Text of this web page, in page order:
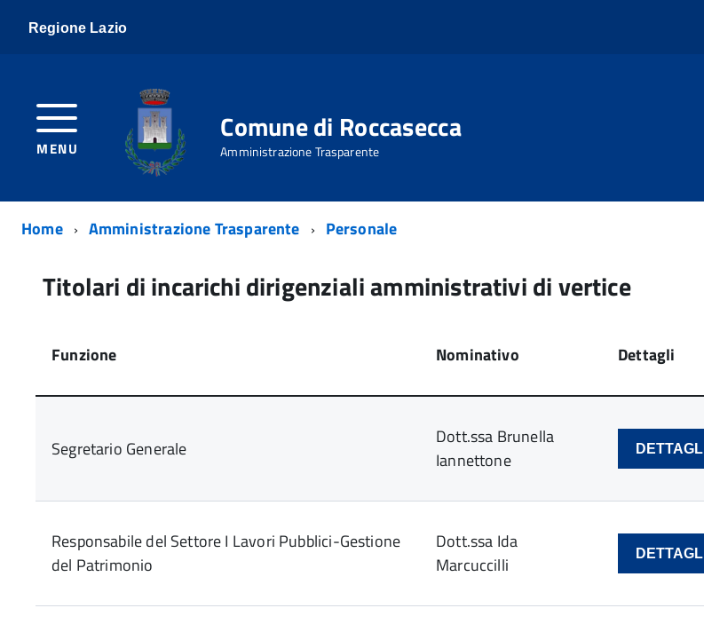
Regione Lazio
MENU
Comune di Roccasecca
Amministrazione Trasparente
Home Amministrazione Trasparente Personale
Titolari di incarichi dirigenziali amministrativi di vertice
Funzione Nominativo Dettagli
Segretario Generale
Dott.ssa Brunella
Iannettone
DETTAGLI
Responsabile del Settore I Lavori Pubblici-Gestione
del Patrimonio
Dott.ssa Ida
Marcuccilli
DETTAGLI